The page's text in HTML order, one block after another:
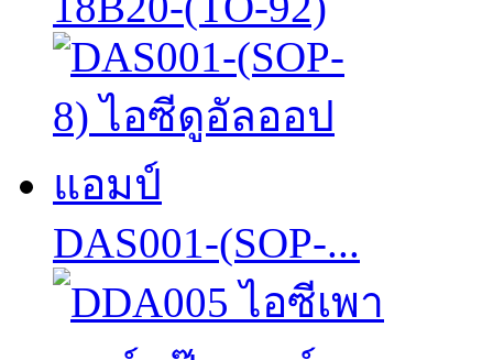
DAS001-(SOP-...